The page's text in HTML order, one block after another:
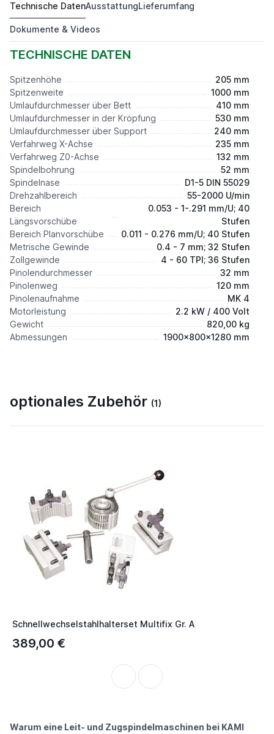
DKM 410L
8.850,00 €*
Technische DatenAusstattungLieferumfang
Dokumente & Videos
TECHNISCHE DATEN
Spitzenhöhe
205 mm
Spitzenweite
1000 mm
Umlaufdurchmesser über Bett
410 mm
Umlaufdurchmesser in der Kröpfung
530 mm
Umlaufdurchmesser über Support
240 mm
Verfahrweg X-Achse
235 mm
Verfahrweg Z0-Achse
132 mm
Spindelbohrung
52 mm
Spindelnase
D1-5 DIN 55029
Drehzahlbereich
55-2000 U/min
Bereich
Längsvorschübe
0.053 - 1-.291 mm/U; 40
Stufen
Bereich Planvorschübe
0.011 - 0.276 mm/U; 40 Stufen
Metrische Gewinde
0.4 - 7 mm; 32 Stufen
Zollgewinde
4 - 60 TPI; 36 Stufen
Pinolendurchmesser
32 mm
Pinolenweg
120 mm
Pinolenaufnahme
MK 4
Motorleistung
2.2 kW / 400 Volt
Gewicht
820,00 kg
Abmessungen
1900x800x1280 mm
optionales Zubehör (1)
Schnellwechselstahlhalterset Multifix Gr. A
389,00 €
Warum eine Leit- und Zugspindelmaschinen bei KAMI